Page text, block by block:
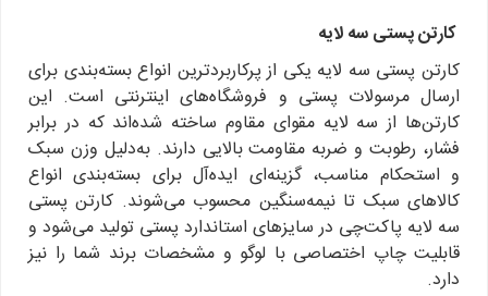
کارتن پستی سه لایه
کارتن پستی سه لایه یکی از پرکاربردترین انواع بسته‌بندی برای
ارسال مرسولات پستی و فروشگاه‌های اینترنتی است. این
کارتن‌ها از سه لایه مقوای مقاوم ساخته شده‌اند که در برابر
فشار، رطوبت و ضربه مقاومت بالایی دارند. به‌دلیل وزن سبک
و استحکام مناسب، گزینه‌ای ایده‌آل برای بسته‌بندی انواع
کالاهای سبک تا نیمه‌سنگین محسوب می‌شوند. کارتن پستی
سه لایه پاکت‌چی در سایزهای استاندارد پستی تولید می‌شود و
قابلیت چاپ اختصاصی با لوگو و مشخصات برند شما را نیز
دارد.